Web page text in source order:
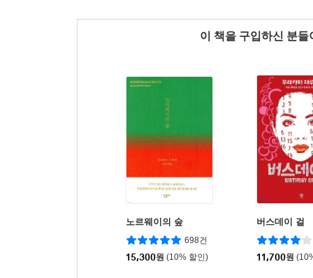
이 책을 구입하신 분
노르웨이의 숲
698건
15,300원 (10% 할인)
버스데이 걸
11,700원